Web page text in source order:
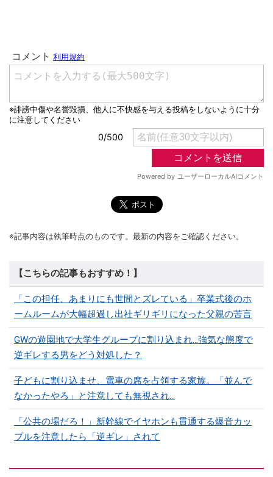
※記事内容は執筆時点のものです。最新の内容をご確認ください。
【こちらの記事もおすすめ！】
「この担任、あまりにも世間とズレている」卒業式後のホ
ームルームが大幅超過し出社ギリギリになった父親の苦言
GWの遊園地で大学生グループに割り込まれ…強気な態度で
逆ギレする男をどう対処した？
子どもに割り込ませ、電車の席を占領する家族。「並んで
なかったやろ」と注意しても無視され…
「公共の場だろ！」新幹線でイヤホンも貫通する爆音カッ
プルを注意したら「逆ギレ」されて